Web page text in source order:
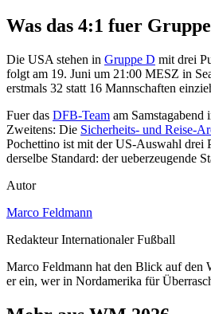
Was das 4:1 fuer
Die USA stehen in Gruppe D mit drei
folgt am 19. Juni um 21:00 MESZ in
erstmals 32 statt 16 Mannschaften
Fuer das DFB-Team am
Zweitens: Die Sicherheits- und Reise-
Pochettino ist mit der US-Auswahl drei
derselbe Standard: der ueberzeugende
Autor
Marco Feldmann
Redakteur Internationaler Fußball
Marco Feldmann hat den Blick auf
er ein, wer in Nordamerika für